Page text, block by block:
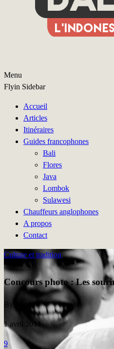
Menu
Flyin Sidebar
Accueil
Articles
Itinéraires
Guides francophones
Bali
Flores
Java
Lombok
Sulawesi
Chauffeurs anglophones
A propos
Contact
Culture et tradition
Concours photo : Les
By Jenni
1 avril 2014
9